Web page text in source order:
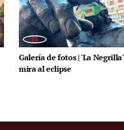
Galería de fotos | 'La Negrilla'
mira al eclipse